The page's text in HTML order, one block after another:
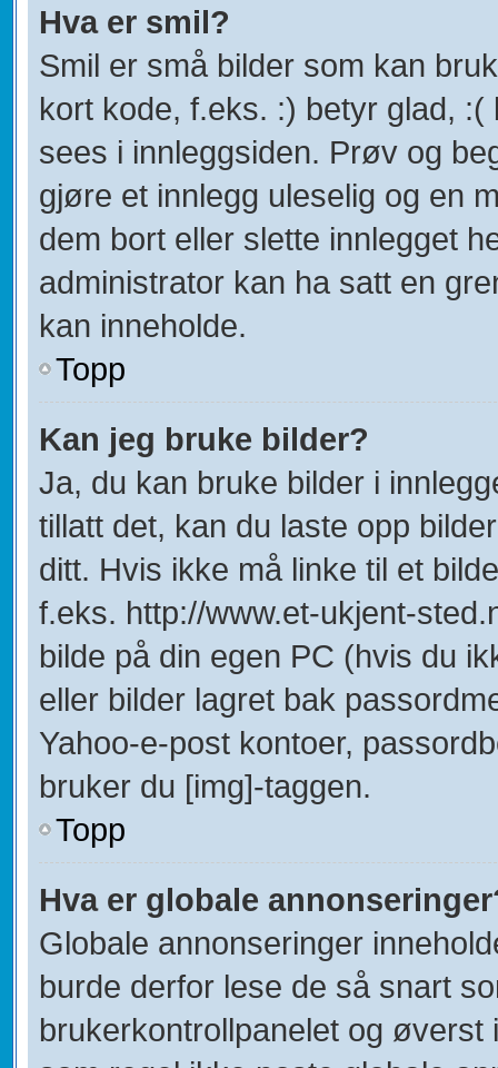
Hva er smil?
Smil er små bilder som kan
kort kode, f.eks. :) betyr glad,
sees i innleggsiden. Prøv og
gjøre et innlegg uleselig og en
dem bort eller slette innlegget
administrator kan ha satt en
kan inneholde.
Topp
Kan jeg bruke bilder?
Ja, du kan bruke bilder i
tillatt det, kan du laste opp
ditt. Hvis ikke må linke til et
f.eks. http://www.et-ukjent-
bilde på din egen PC (hvis du
eller bilder lagret bak
Yahoo-e-post kontoer,
bruker du [img]-taggen.
Topp
Hva er globale
Globale annonseringer
burde derfor lese de så snart
brukerkontrollpanelet og øverst